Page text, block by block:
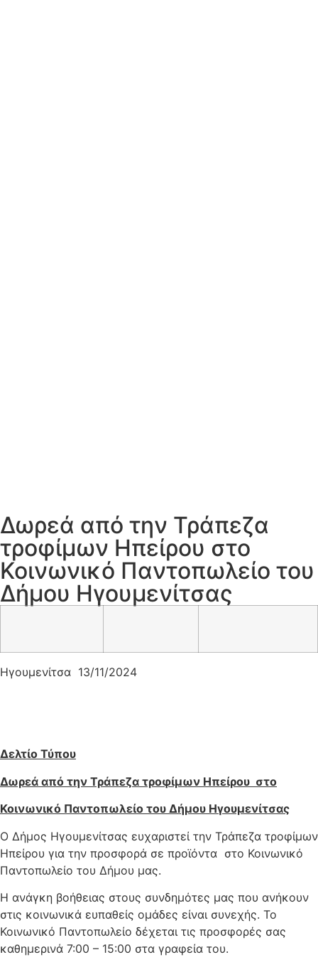
Δωρεά από την Τράπεζα
τροφίμων Ηπείρου στο
Κοινωνικό Παντοπωλείο του
Δήμου Ηγουμενίτσας
Ηγουμενίτσα 13/11/2024
Δελτίο Τύπου
Δωρεά από την Τράπεζα τροφίμων Ηπείρου στο
Κοινωνικό Παντοπωλείο του Δήμου Ηγουμενίτσας
Ο Δήμος Ηγουμενίτσας ευχαριστεί την Τράπεζα τροφίμων
Ηπείρου για την προσφορά σε προϊόντα στο Κοινωνικό
Παντοπωλείο του Δήμου μας.
Η ανάγκη βοήθειας στους συνδημότες μας που ανήκουν
στις κοινωνικά ευπαθείς ομάδες είναι συνεχής. Το
Κοινωνικό Παντοπωλείο δέχεται τις προσφορές σας
καθημερινά 7:00 – 15:00 στα γραφεία του.